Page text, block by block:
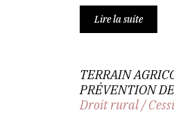
Lire la suite
TERRAIN
PRÉVENTION
Droit rural/